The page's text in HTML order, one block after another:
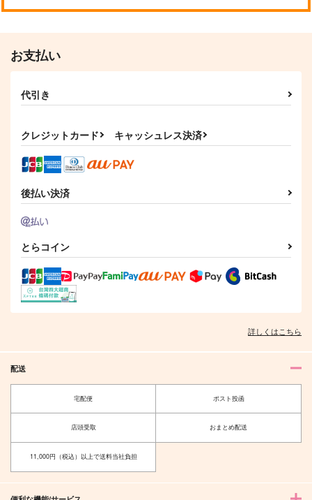
LOVE me M !!!3
1,220円（税込）
サンプル
ルナとやさしいおにい
柴大寿×三ツ谷隆
お支払い
代引き
クレジットカード キャッシュレス決済
後払い決済
とらコイン
詳しくはこちら
配送
宅配便 ポスト投函
店頭受取 おまとめ配送
11,000円（税込）以上で送料当社負担